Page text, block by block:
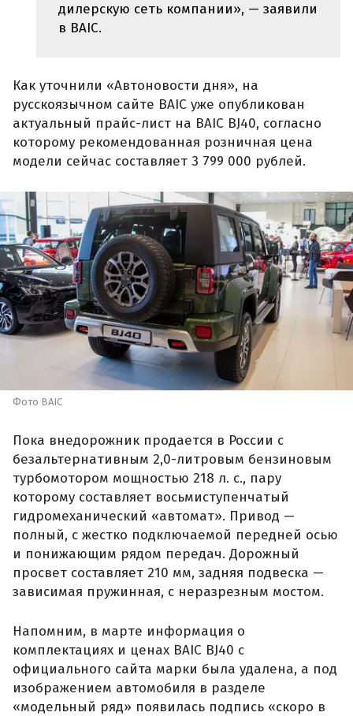
дилерскую сеть компании», — заявили
в BAIC.
Как уточнили «Автоновости дня», на
русскоязычном сайте BAIC уже опубликован
актуальный прайс-лист на BAIC BJ40, согласно
которому рекомендованная розничная цена
модели сейчас составляет 3 799 000 рублей.
Фото BAIC
Пока внедорожник продается в России с
безальтернативным 2,0-литровым бензиновым
турбомотором мощностью 218 л. с., пару
которому составляет восьмиступенчатый
гидромеханический «автомат». Привод —
полный, с жестко подключаемой передней осью
и понижающим рядом передач. Дорожный
просвет составляет 210 мм, задняя подвеска —
зависимая пружинная, с неразрезным мостом.
Напомним, в марте информация о
комплектациях и ценах BAIC BJ40 с
официального сайта марки была удалена, а под
изображением автомобиля в разделе
«модельный ряд» появилась подпись «скоро в